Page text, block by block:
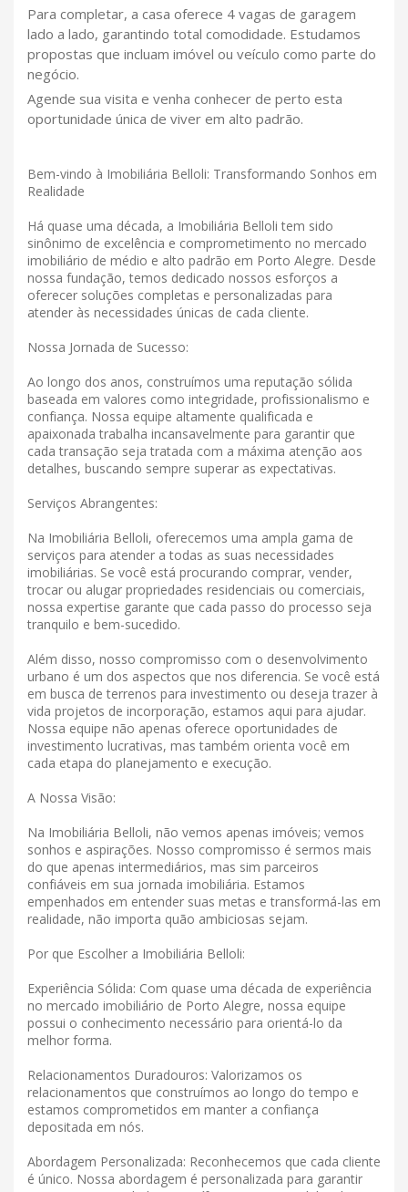
Para completar, a casa oferece 4 vagas de garagem
lado a lado, garantindo total comodidade. Estudamos
propostas que incluam imóvel ou veículo como parte do
negócio.
Agende sua visita e venha conhecer de perto esta
oportunidade única de viver em alto padrão.
Bem-vindo à Imobiliária Belloli: Transformando Sonhos em
Realidade
Há quase uma década, a Imobiliária Belloli tem sido
sinônimo de excelência e comprometimento no mercado
imobiliário de médio e alto padrão em Porto Alegre. Desde
nossa fundação, temos dedicado nossos esforços a
oferecer soluções completas e personalizadas para
atender às necessidades únicas de cada cliente.
Nossa Jornada de Sucesso:
Ao longo dos anos, construímos uma reputação sólida
baseada em valores como integridade, profissionalismo e
confiança. Nossa equipe altamente qualificada e
apaixonada trabalha incansavelmente para garantir que
cada transação seja tratada com a máxima atenção aos
detalhes, buscando sempre superar as expectativas.
Serviços Abrangentes:
Na Imobiliária Belloli, oferecemos uma ampla gama de
serviços para atender a todas as suas necessidades
imobiliárias. Se você está procurando comprar, vender,
trocar ou alugar propriedades residenciais ou comerciais,
nossa expertise garante que cada passo do processo seja
tranquilo e bem-sucedido.
Além disso, nosso compromisso com o desenvolvimento
urbano é um dos aspectos que nos diferencia. Se você está
em busca de terrenos para investimento ou deseja trazer à
vida projetos de incorporação, estamos aqui para ajudar.
Nossa equipe não apenas oferece oportunidades de
investimento lucrativas, mas também orienta você em
cada etapa do planejamento e execução.
A Nossa Visão:
Na Imobiliária Belloli, não vemos apenas imóveis; vemos
sonhos e aspirações. Nosso compromisso é sermos mais
do que apenas intermediários, mas sim parceiros
confiáveis ​​em sua jornada imobiliária. Estamos
empenhados em entender suas metas e transformá-las em
realidade, não importa quão ambiciosas sejam.
Por que Escolher a Imobiliária Belloli:
Experiência Sólida: Com quase uma década de experiência
no mercado imobiliário de Porto Alegre, nossa equipe
possui o conhecimento necessário para orientá-lo da
melhor forma.
Relacionamentos Duradouros: Valorizamos os
relacionamentos que construímos ao longo do tempo e
estamos comprometidos em manter a confiança
depositada em nós.
Abordagem Personalizada: Reconhecemos que cada cliente
é único. Nossa abordagem é personalizada para garantir